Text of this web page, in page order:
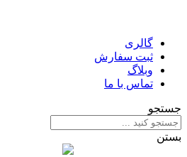
گالری
ثبت سفارش
وبلاگ
تماس با ما
جستجو
بستن